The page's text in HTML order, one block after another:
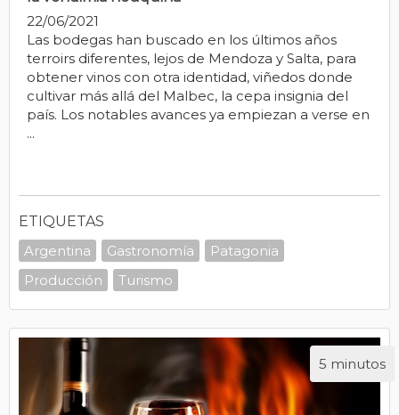
22/06/2021
Las bodegas han buscado en los últimos años
terroirs diferentes, lejos de Mendoza y Salta, para
obtener vinos con otra identidad, viñedos donde
cultivar más allá del Malbec, la cepa insignia del
país. Los notables avances ya empiezan a verse en
...
ETIQUETAS
Argentina
Gastronomía
Patagonia
Producción
Turismo
5 minutos